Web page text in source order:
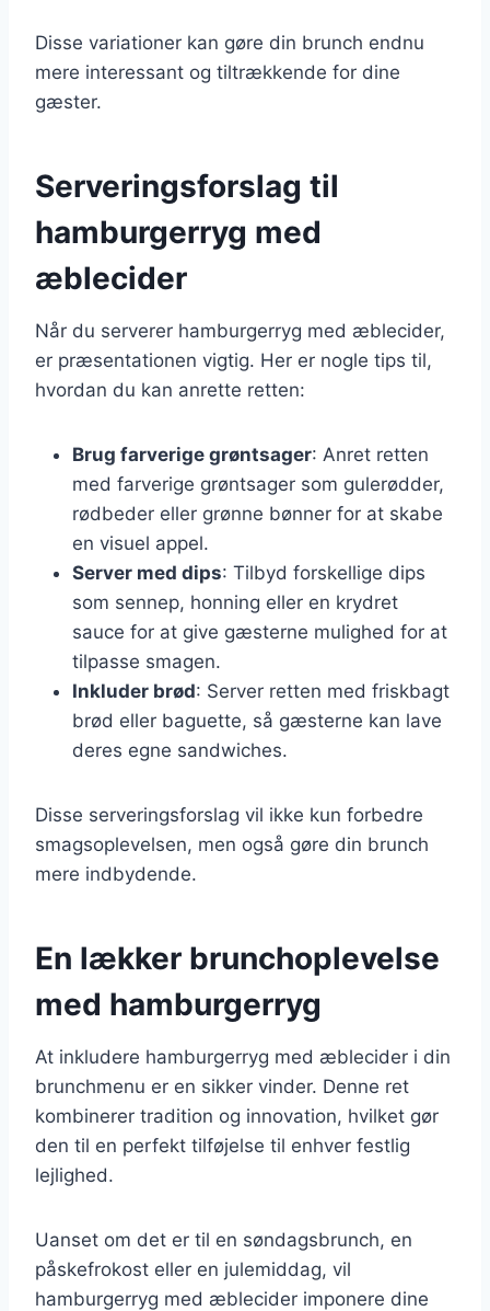
Disse variationer kan gøre din brunch endnu
mere interessant og tiltrækkende for dine
gæster.
Serveringsforslag til
hamburgerryg med
æblecider
Når du serverer hamburgerryg med æblecider,
er præsentationen vigtig. Her er nogle tips til,
hvordan du kan anrette retten:
Brug farverige grøntsager: Anret retten
med farverige grøntsager som gulerødder,
rødbeder eller grønne bønner for at skabe
en visuel appel.
Server med dips: Tilbyd forskellige dips
som sennep, honning eller en krydret
sauce for at give gæsterne mulighed for at
tilpasse smagen.
Inkluder brød: Server retten med friskbagt
brød eller baguette, så gæsterne kan lave
deres egne sandwiches.
Disse serveringsforslag vil ikke kun forbedre
smagsoplevelsen, men også gøre din brunch
mere indbydende.
En lækker brunchoplevelse
med hamburgerryg
At inkludere hamburgerryg med æblecider i din
brunchmenu er en sikker vinder. Denne ret
kombinerer tradition og innovation, hvilket gør
den til en perfekt tilføjelse til enhver festlig
lejlighed.
Uanset om det er til en søndagsbrunch, en
påskefrokost eller en julemiddag, vil
hamburgerryg med æblecider imponere dine